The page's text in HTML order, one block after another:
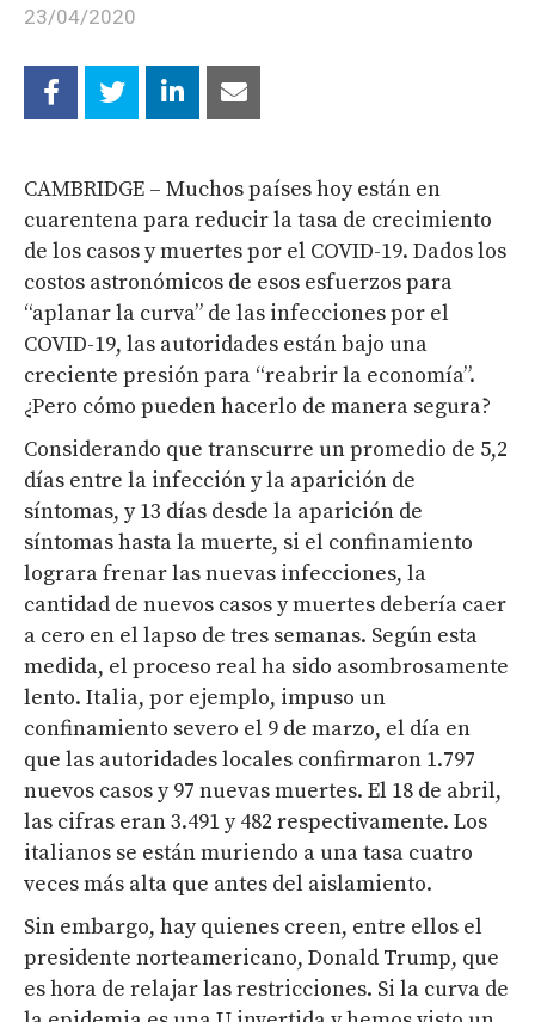
23/04/2020
CAMBRIDGE – Muchos países hoy están en
cuarentena para reducir la tasa de crecimiento
de los casos y muertes por el COVID-19. Dados los
costos astronómicos de esos esfuerzos para
“aplanar la curva” de las infecciones por el
COVID-19, las autoridades están bajo una
creciente presión para “reabrir la economía”.
¿Pero cómo pueden hacerlo de manera segura?
Considerando que transcurre un promedio de 5,2
días entre la infección y la aparición de
síntomas, y 13 días desde la aparición de
síntomas hasta la muerte, si el confinamiento
lograra frenar las nuevas infecciones, la
cantidad de nuevos casos y muertes debería caer
a cero en el lapso de tres semanas. Según esta
medida, el proceso real ha sido asombrosamente
lento. Italia, por ejemplo, impuso un
confinamiento severo el 9 de marzo, el día en
que las autoridades locales confirmaron 1.797
nuevos casos y 97 nuevas muertes. El 18 de abril,
las cifras eran 3.491 y 482 respectivamente. Los
italianos se están muriendo a una tasa cuatro
veces más alta que antes del aislamiento.
Sin embargo, hay quienes creen, entre ellos el
presidente norteamericano, Donald Trump, que
es hora de relajar las restricciones. Si la curva de